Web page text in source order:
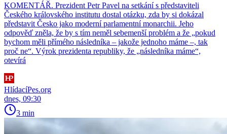
KOMENTÁŘ. Prezident Petr Pavel na setkání s představiteli
Českého královského institutu dostal otázku, zda by si dokázal
představit Česko jako moderní parlamentní monarchii. Jeho
odpověď zněla, že by s tím neměl sebemenší problém a že „pokud
bychom měli přímého následníka – jakože jednoho máme –, tak
proč ne“. Výrok prezidenta republiky, že „následníka máme“,
otevírá
HlídacíPes.org
dnes, 09:30
3 min